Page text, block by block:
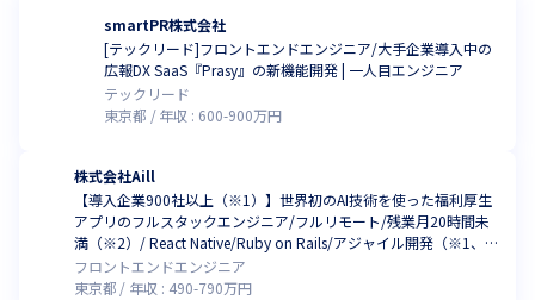
smartPR株式会社
[テックリード]フロントエンドエンジニア/大手企業導入中の
広報DX SaaS『Prasy』の新機能開発 | 一人目エンジニア
テックリード
東京都
年収 : 600-900万円
株式会社Aill
【導入企業900社以上（※1）】世界初のAI技術を使った福利厚生
アプリのフルスタックエンジニア/フルリモート/残業月20時間未
満（※2）/ React Native/Ruby on Rails/アジャイル開発（※1、2
ともに2023年4月時点）
フロントエンドエンジニア
東京都
年収 : 490-790万円